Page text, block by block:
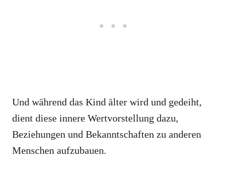
Und während das Kind älter wird und gedeiht,
dient diese innere Wertvorstellung dazu,
Beziehungen und Bekanntschaften zu anderen
Menschen aufzubauen.